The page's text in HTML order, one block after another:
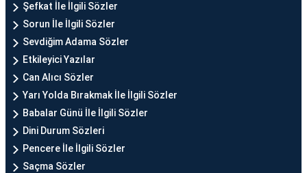
Şefkat İle İlgili Sözler
Sorun İle İlgili Sözler
Sevdiğim Adama Sözler
Etkileyici Yazılar
Can Alıcı Sözler
Yarı Yolda Bırakmak İle İlgili Sözler
Babalar Günü İle İlgili Sözler
Dini Durum Sözleri
Pencere İle İlgili Sözler
Saçma Sözler